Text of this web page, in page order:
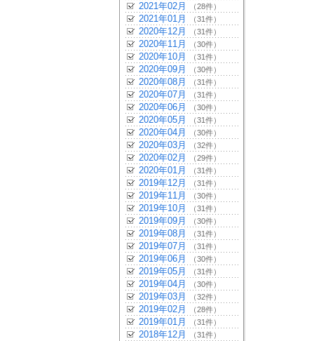
2021年02月 （28件）
2021年01月 （31件）
2020年12月 （31件）
2020年11月 （30件）
2020年10月 （31件）
2020年09月 （30件）
2020年08月 （31件）
2020年07月 （31件）
2020年06月 （30件）
2020年05月 （31件）
2020年04月 （30件）
2020年03月 （32件）
2020年02月 （29件）
2020年01月 （31件）
2019年12月 （31件）
2019年11月 （30件）
2019年10月 （31件）
2019年09月 （30件）
2019年08月 （31件）
2019年07月 （31件）
2019年06月 （30件）
2019年05月 （31件）
2019年04月 （30件）
2019年03月 （32件）
2019年02月 （28件）
2019年01月 （31件）
2018年12月 （31件）